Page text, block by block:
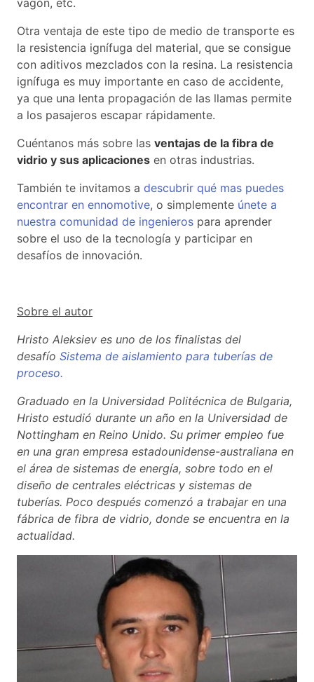
Otra ventaja de este tipo de medio de transporte es
la resistencia ignífuga del material, que se consigue
con aditivos mezclados con la resina. La resistencia
ignífuga es muy importante en caso de accidente,
ya que una lenta propagación de las llamas permite
a los pasajeros escapar rápidamente.
Cuéntanos más sobre las ventajas de la fibra de
vidrio y sus aplicaciones en otras industrias.
También te invitamos a descubrir qué mas puedes
encontrar en ennomotive, o simplemente únete a
nuestra comunidad de ingenieros para aprender
sobre el uso de la tecnología y participar en
desafíos de innovación.
Sobre el autor
Hristo Aleksiev es uno de los finalistas del
desafío Sistema de aislamiento para tuberías de
proceso.
Graduado en la Universidad Politécnica de Bulgaria,
Hristo estudió durante un año en la Universidad de
Nottingham en Reino Unido. Su primer empleo fue
en una gran empresa estadounidense-australiana en
el área de sistemas de energía, sobre todo en el
diseño de centrales eléctricas y sistemas de
tuberías. Poco después comenzó a trabajar en una
fábrica de fibra de vidrio, donde se encuentra en la
actualidad.